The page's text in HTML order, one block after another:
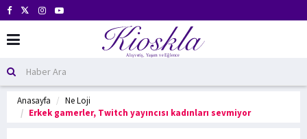
Anasayfa
Ne Loji
Erkek gamerler, Twitch yayıncısı kadınları sevmiyor